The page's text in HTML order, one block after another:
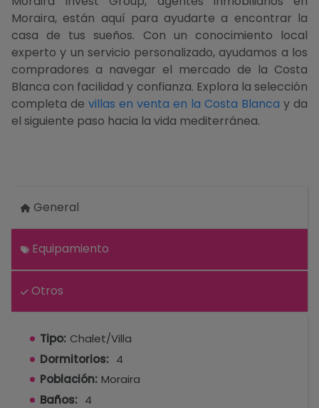
Moraira, están aquí para ayudarte a encontrar la
casa de tus sueños. Con un conocimiento local
experto y un servicio personalizado, ayudamos a los
compradores a navegar el mercado de la Costa
Blanca con facilidad y confianza. Explora la selección
completa de villas en venta en la Costa Blanca y da
el siguiente paso hacia la vida mediterránea.
General
Equipamiento
Otros
Tipo: Chalet/Villa
Dormitorios: 4
Población: Moraira
Baños: 4